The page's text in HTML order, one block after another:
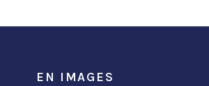
EN IMAGES